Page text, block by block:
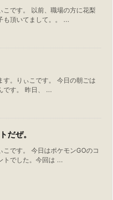
こです。 以前、職場の方に花梨
も頂いてまして。。 ...
す。りぃこです。 今日の朝ごは
です。 昨日、 ...
だぜ。
こです。 今日はポケモンGOのコ
トでした。今回は ...